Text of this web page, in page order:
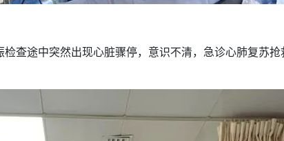
查途中突然出现心脏骤停，意识不清，急诊心肺复苏